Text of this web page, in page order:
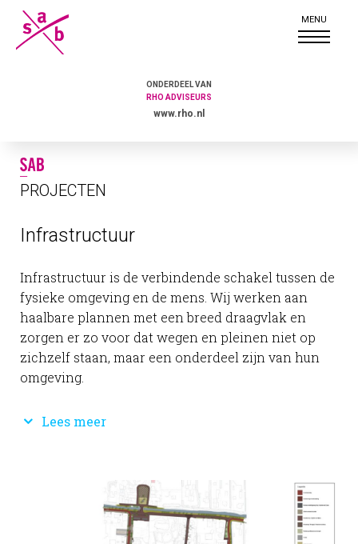
ONDERDEEL VAN
RHO ADVISEURS
www.rho.nl
PROJECTEN
Infrastructuur
Infrastructuur is de verbindende schakel tussen de
fysieke omgeving en de mens. Wij werken aan
haalbare plannen met een breed draagvlak en
zorgen er zo voor dat wegen en pleinen niet op
zichzelf staan, maar een onderdeel zijn van hun
omgeving.
Lees meer